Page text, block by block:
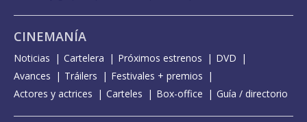
CINEMANÍA
Noticias Cartelera Próximos estrenos
DVD
Avances
Tráilers
Festivales + premios
Actores y actrices
Carteles Box-office Guía / directorio